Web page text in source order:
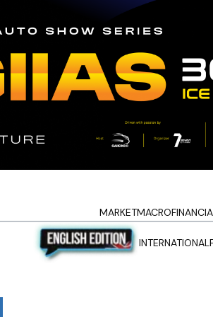
MARKETMACRO
INTERNATIONAL